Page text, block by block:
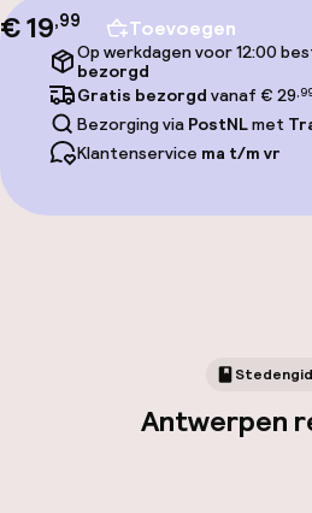
€ 19,99 Toevoegen
Op werkdagen voor 12:00
bezorgd
Gratis bezorgd vanaf € 29
Bezorging via PostNLmet
Klantenservice ma t/m vr
Antwerpen